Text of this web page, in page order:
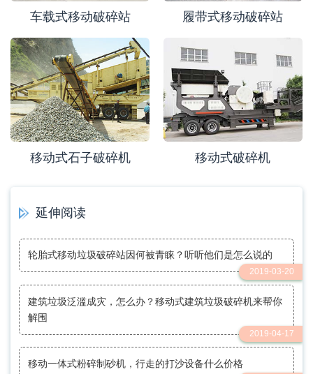
车载式移动破碎站 履带式移动破碎站
移动式石子破碎机 移动式破碎机
延伸阅读
轮胎式移动垃圾破碎站因何被青睐？听听他们是怎么说的
2019-03-20
建筑垃圾泛滥成灾，怎么办？移动式建筑垃圾破碎机来帮你
解围
2019-04-17
移动一体式粉碎制砂机，行走的打沙设备什么价格